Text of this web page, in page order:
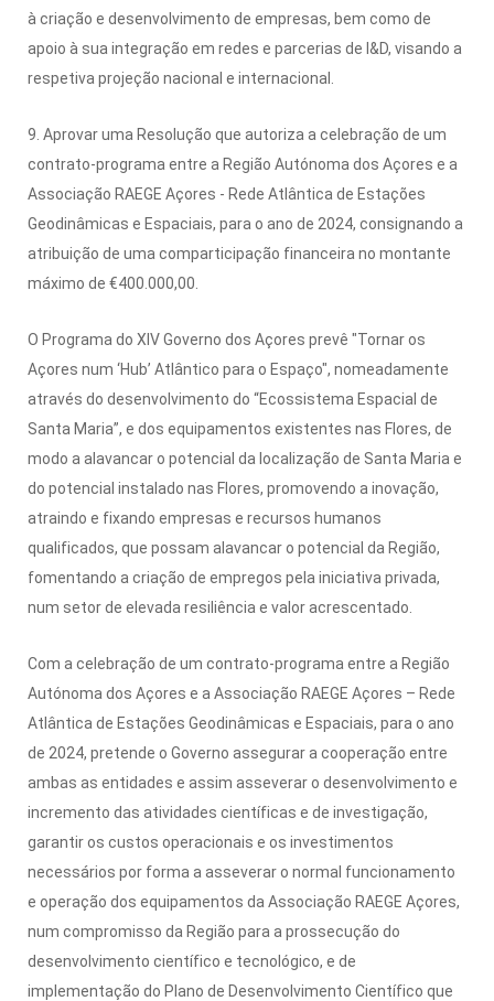
à criação e desenvolvimento de empresas, bem como de
apoio à sua integração em redes e parcerias de I&D, visando a
respetiva projeção nacional e internacional.
9. Aprovar uma Resolução que autoriza a celebração de um
contrato-programa entre a Região Autónoma dos Açores e a
Associação RAEGE Açores - Rede Atlântica de Estações
Geodinâmicas e Espaciais, para o ano de 2024, consignando a
atribuição de uma comparticipação financeira no montante
máximo de €400.000,00.
O Programa do XIV Governo dos Açores prevê "Tornar os
Açores num ‘Hub’ Atlântico para o Espaço", nomeadamente
através do desenvolvimento do “Ecossistema Espacial de
Santa Maria”, e dos equipamentos existentes nas Flores, de
modo a alavancar o potencial da localização de Santa Maria e
do potencial instalado nas Flores, promovendo a inovação,
atraindo e fixando empresas e recursos humanos
qualificados, que possam alavancar o potencial da Região,
fomentando a criação de empregos pela iniciativa privada,
num setor de elevada resiliência e valor acrescentado.
Com a celebração de um contrato-programa entre a Região
Autónoma dos Açores e a Associação RAEGE Açores – Rede
Atlântica de Estações Geodinâmicas e Espaciais, para o ano
de 2024, pretende o Governo assegurar a cooperação entre
ambas as entidades e assim asseverar o desenvolvimento e
incremento das atividades científicas e de investigação,
garantir os custos operacionais e os investimentos
necessários por forma a asseverar o normal funcionamento
e operação dos equipamentos da Associação RAEGE Açores,
num compromisso da Região para a prossecução do
desenvolvimento científico e tecnológico, e de
implementação do Plano de Desenvolvimento Científico que